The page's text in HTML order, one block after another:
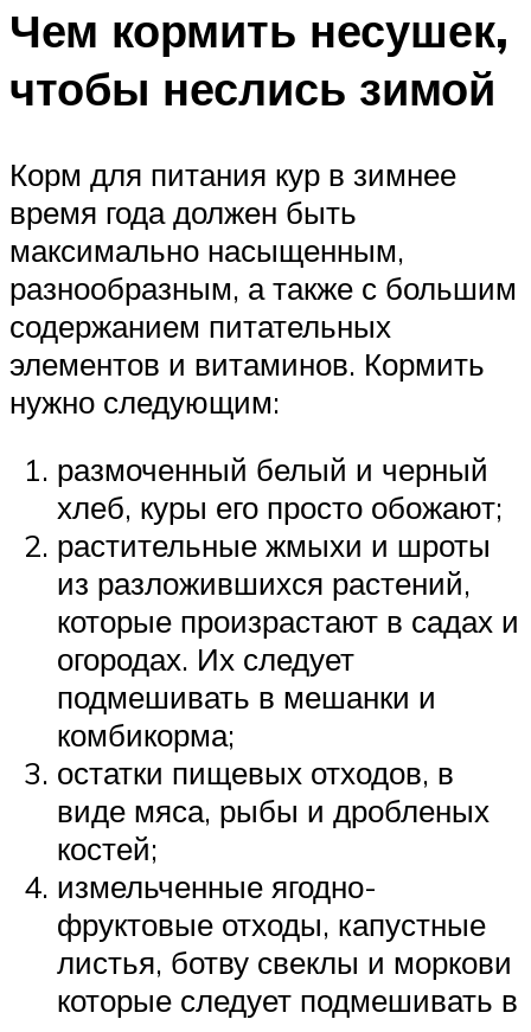
Чем кормить несушек,
чтобы неслись зимой
Корм для питания кур в зимнее
время года должен быть
максимально насыщенным,
разнообразным, а также с большим
содержанием питательных
элементов и витаминов. Кормить
нужно следующим:
размоченный белый и черный
хлеб, куры его просто обожают;
растительные жмыхи и шроты
из разложившихся растений,
которые произрастают в садах и
огородах. Их следует
подмешивать в мешанки и
комбикорма;
остатки пищевых отходов, в
виде мяса, рыбы и дробленых
костей;
измельченные ягодно-
фруктовые отходы, капустные
листья, ботву свеклы и моркови
которые следует подмешивать в